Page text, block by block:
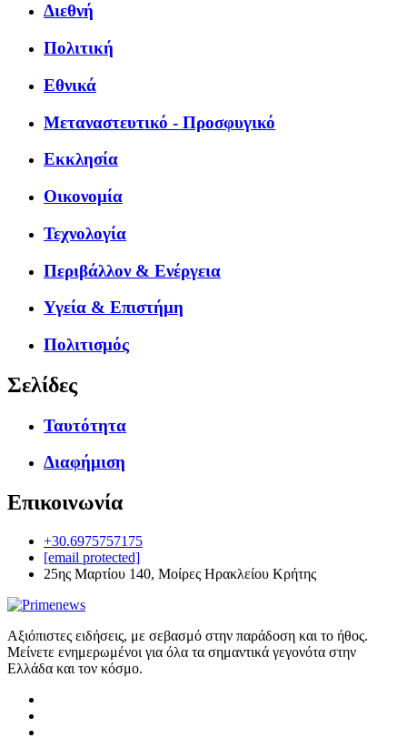
Διεθνή
Πολιτική
Εθνικά
Μεταναστευτικό - Προσφυγικό
Εκκλησία
Οικονομία
Τεχνολογία
Περιβάλλον & Ενέργεια
Υγεία & Επιστήμη
Πολιτισμός
Σελίδες
Ταυτότητα
Διαφήμιση
Επικοινωνία
+30.6975757175
[email protected]
25ης Μαρτίου 140, Μοίρες Ηρακλείου Κρήτης
Αξιόπιστες ειδήσεις, με σεβασμό στην παράδοση και το ήθος.
Μείνετε ενημερωμένοι για όλα τα σημαντικά γεγονότα στην
Ελλάδα και τον κόσμο.